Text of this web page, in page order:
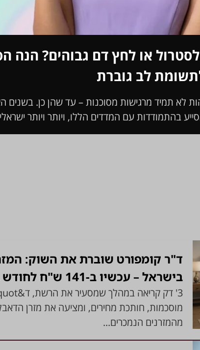
או לחץ דם גבוהים? הנה
לב גוברת
לא תמיד מרגישות מסוכנות – עד שהן כן. בשנים
בהתמודדות עם המדדים הללו, ויותר ויותר
ד"ר קומפורט שוברת את השוק:
בישראל – עכשיו ב-141 ש"ח לחודש בלבד
מוסכמות, חותכת מחירים, ומציעה את מזרן
מהמזרנים הנמכרים...